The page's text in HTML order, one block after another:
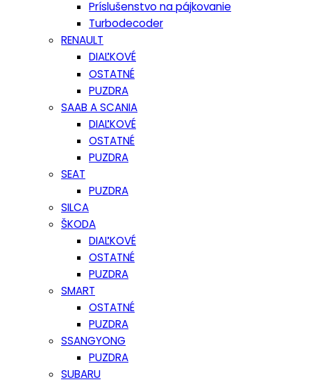
Príslušenstvo na pájkovanie
Turbodecoder
RENAULT
DIAĽKOVÉ
OSTATNÉ
PUZDRA
SAAB A SCANIA
DIAĽKOVÉ
OSTATNÉ
PUZDRA
SEAT
PUZDRA
SILCA
ŠKODA
DIAĽKOVÉ
OSTATNÉ
PUZDRA
SMART
OSTATNÉ
PUZDRA
SSANGYONG
PUZDRA
SUBARU